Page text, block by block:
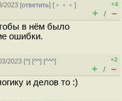
2023 [ответить] [ ﹢﹢﹢]
+4
+ / –
в нём было
ошибки.
2023 [^] [^^] [^^^]
+2
+ / –
и делов то :)